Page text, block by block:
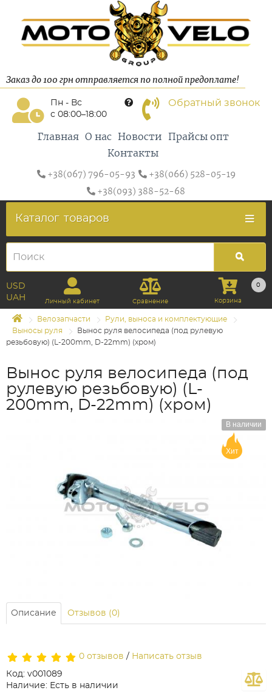
Заказ до 100 грн отправляется по полной предоплате!
Пн - Вс
с 08:00–18:00
Обратный звонок
Главная О нас Новости
Прайсы опт
Контакты
+38(067) 796-05-93
+38(066) 528-05-19
+38(093) 388-52-68
Каталог товаров
USD
UAH
Личный кабинет Сравнение
0
Корзина
Велозапчасти
Рули, выноса и комплектующие
Выносы руля
Вынос руля велосипеда (под рулевую
резьбовую) (L-200mm, D-22mm) (хром)
Вынос руля велосипеда (под
рулевую резьбовую) (L-
200mm, D-22mm) (хром)
В наличии
Хит
Описание Отзывов (0)
0 отзывов / Написать отзыв
Код: v001089
Наличие: Есть в наличии